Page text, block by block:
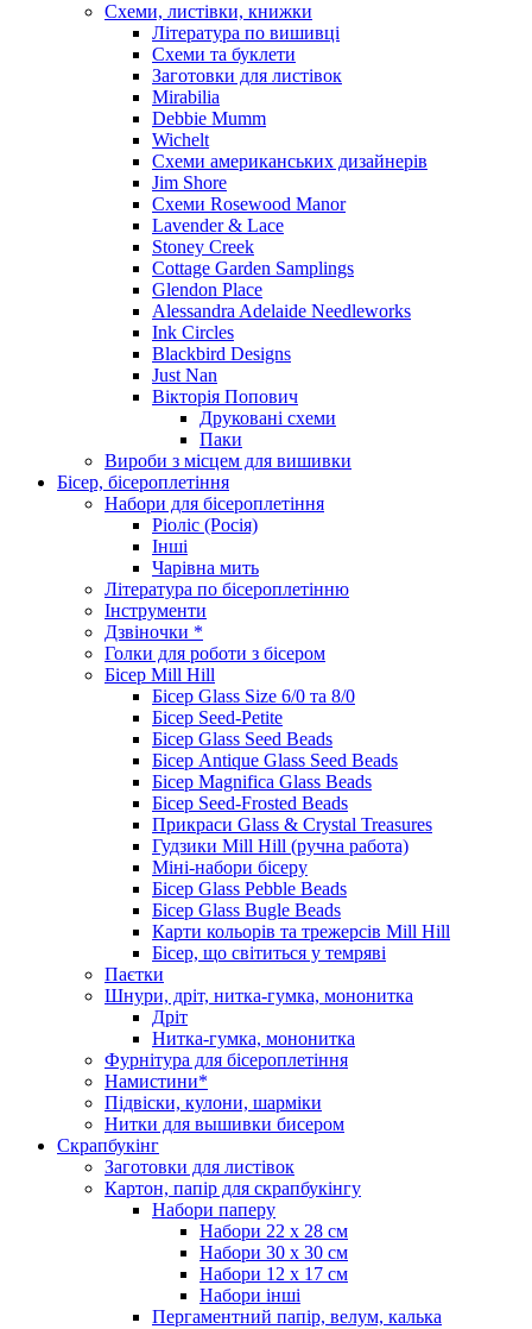
Схеми, листівки, книжки
Література по вишивці
Схеми та буклети
Заготовки для листівок
Mirabilia
Debbie Mumm
Wichelt
Схеми американських дизайнерів
Jim Shore
Cхеми Rosewood Manor
Lavender & Lace
Stoney Creek
Cottage Garden Samplings
Glendon Place
Alessandra Adelaide Needleworks
Ink Circles
Blackbird Designs
Just Nan
Вікторія Попович
Друковані схеми
Паки
Вироби з місцем для вишивки
Бісер, бісероплетіння
Набори для бісероплетіння
Ріоліс (Росія)
Інші
Чарівна мить
Література по бісероплетінню
Інструменти
Дзвіночки *
Голки для роботи з бісером
Бісер Mill Hill
Бісер Glass Size 6/0 та 8/0
Бісер Seed-Petite
Бісер Glass Seed Beads
Бісер Antique Glass Seed Beads
Бісер Magnifica Glass Beads
Бісер Seed-Frosted Beads
Прикраси Glass & Crystal Treasures
Гудзики Mill Hill (ручна работа)
Міні-набори бісеру
Бісер Glass Pebble Beads
Бісер Glass Bugle Beads
Карти кольорів та трежерсів Mill Hill
Бісер, що світиться у темряві
Паєтки
Шнури, дріт, нитка-гумка, мононитка
Дріт
Нитка-гумка, мононитка
Фурнітура для бісероплетіння
Намистини*
Підвіски, кулони, шарміки
Нитки для вышивки бисером
Скрапбукінг
Заготовки для листівок
Картон, папір для скрапбукінгу
Набори паперу
Набори 22 х 28 см
Набори 30 х 30 см
Набори 12 х 17 см
Набори інші
Пергаментний папір, велум, калька